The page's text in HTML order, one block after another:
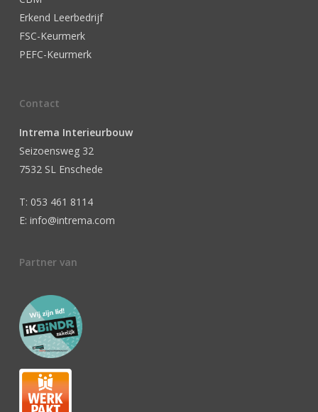
Erkend Leerbedrijf
FSC-Keurmerk
PEFC-Keurmerk
Contact
Intrema Interieurbouw
Seizoensweg 32
7532 SL Enschede
T: 053 461 8114
E: info@intrema.com
Partner van